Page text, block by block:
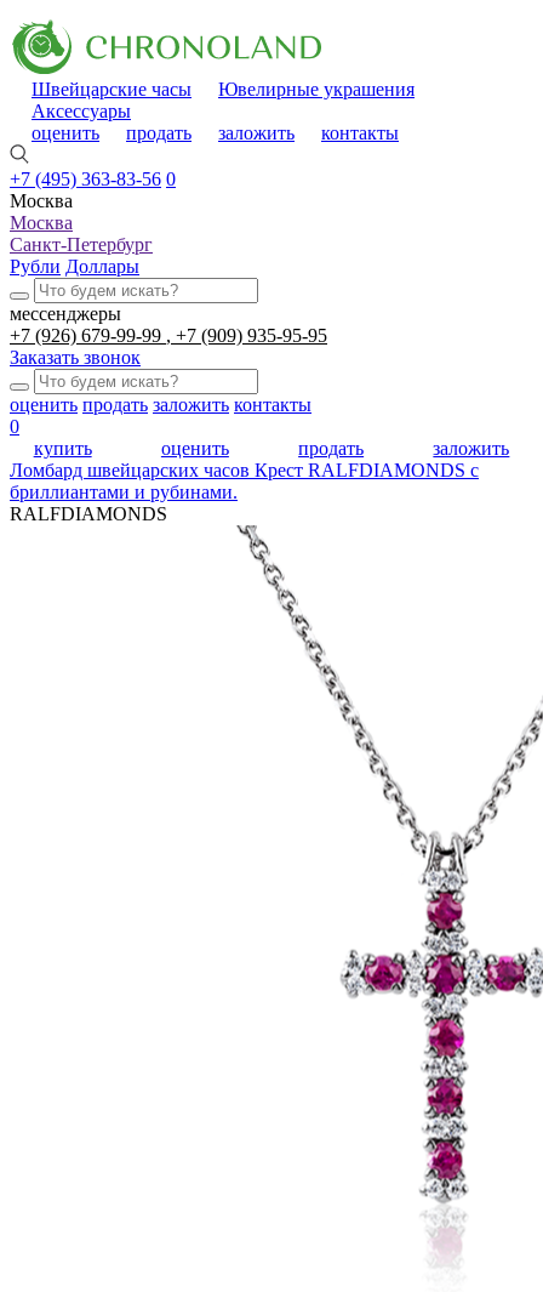
Швейцарские часы
Ювелирные украшения
Аксессуары
оценить
продать заложить контакты
+7 (495) 363-83-56 0
Москва
Москва
Санкт-Петербург
Рубли Доллары
мессенджеры
+7 (926) 679-99-99
+7 (909) 935-95-95
Заказать звонок
оценить продать заложить контакты
0
купить
оценить продать
заложить
Ломбард швейцарских часов Крест RALFDIAMONDS с
бриллиантами и рубинами.
RALFDIAMONDS